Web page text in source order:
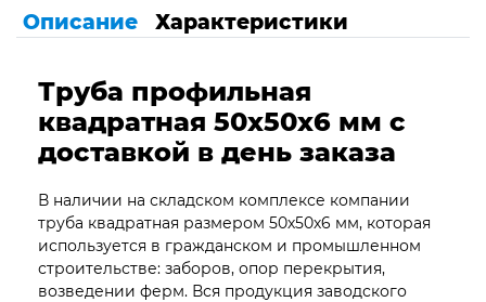
Описание Характеристики
Труба профильная
квадратная 50х50х6 мм с
доставкой в день заказа
В наличии на складском комплексе компании
труба квадратная размером 50х50х6 мм, которая
используется в гражданском и промышленном
строительстве: заборов, опор перекрытия,
возведении ферм. Вся продукция заводского